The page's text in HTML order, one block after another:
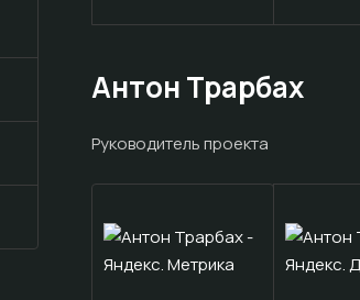
Антон Трарбах
Руководитель проекта